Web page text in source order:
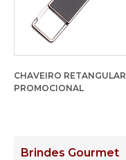
Brindes Gourmet
CHAVEIRO RETANGULAR
PROMOCIONAL